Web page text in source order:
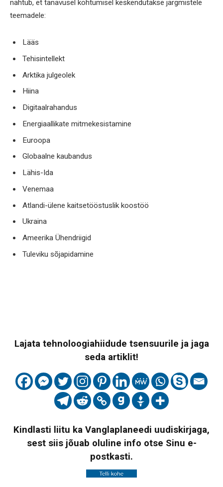
nähtub, et tänavusel kohtumisel keskendutakse järgmistele
teemadele:
Lääs
Tehisintellekt
Arktika julgeolek
Hiina
Digitaalrahandus
Energiaallikate mitmekesistamine
Euroopa
Globaalne kaubandus
Lähis-Ida
Venemaa
Atlandi-ülene kaitsetööstuslik koostöö
Ukraina
Ameerika Ühendriigid
Tuleviku sõjapidamine
Lajata tehnoloogiahiidude tsensuurile ja jaga
seda artiklit!
Kindlasti liitu ka Vanglaplaneedi uudiskirjaga,
sest siis jõuab oluline info otse Sinu e-
postkasti.